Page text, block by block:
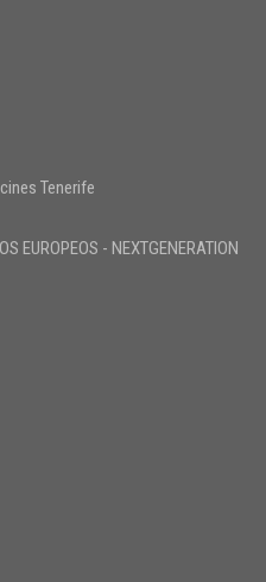
Tenerife
EUROPEOS - NEXTGENERATION